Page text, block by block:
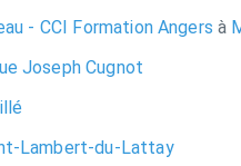
- CCI Formation Angersà
Joseph Cugnot
Lambert-du-Lattay